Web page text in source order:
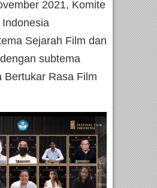
2021, Komite
Sejarah Film dan
subtema
Bertukar Rasa Film